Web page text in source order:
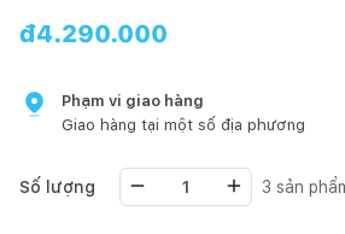
đ4.290.000
Phạm vi giao hàng
Giao hàng tại một số địa phương
Số lượng 3 sản